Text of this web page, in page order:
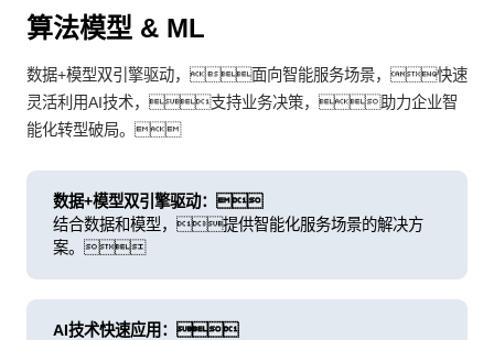
算法模型 & ML
数据+模型双引擎驱动，面向智能服务场景，快速
灵活利用AI技术，支持业务决策，助力企业智
能化转型破局。
数据+模型双引擎驱动：
结合数据和模型，提供智能化服务场景的解决方
案。
AI技术快速应用：